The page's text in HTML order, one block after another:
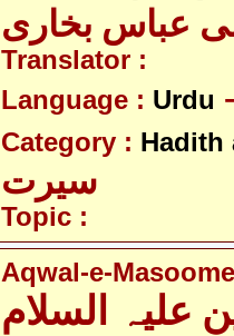
عباس بخاری
Translator :
Language : Urdu
Category : Hadith
سیرت
Topic :
Aqwal-e-